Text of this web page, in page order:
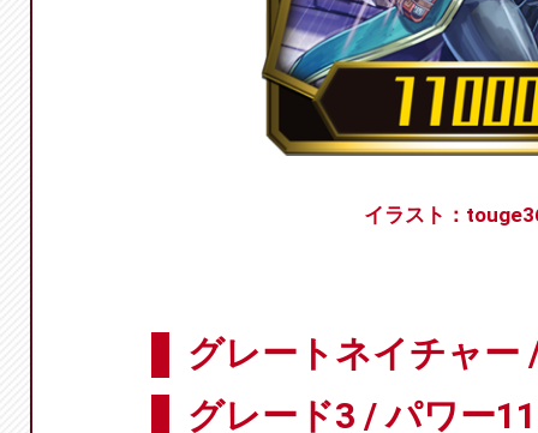
イラスト：
グレートネイチャー
グレード3 / パワー